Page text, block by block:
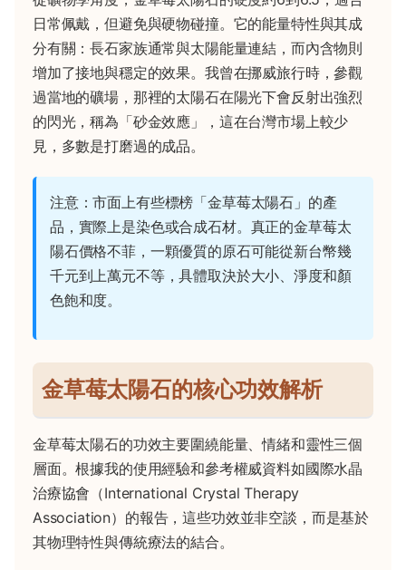
日常佩戴，但避免與硬物碰撞。它的能量特性與其成
分有關：長石家族通常與太陽能量連結，而內含物則
增加了接地與穩定的效果。我曾在挪威旅行時，參觀
過當地的礦場，那裡的太陽石在陽光下會反射出強烈
的閃光，稱為「砂金效應」，這在台灣市場上較少
見，多數是打磨過的成品。
注意：市面上有些標榜「金草莓太陽石」的產
品，實際上是染色或合成石材。真正的金草莓太
陽石價格不菲，一顆優質的原石可能從新台幣幾
千元到上萬元不等，具體取決於大小、淨度和顏
色飽和度。
金草莓太陽石的核心功效解析
金草莓太陽石的功效主要圍繞能量、情緒和靈性三個
層面。根據我的使用經驗和參考權威資料如國際水晶
治療協會（International Crystal Therapy
Association）的報告，這些功效並非空談，而是基於
其物理特性與傳統療法的結合。